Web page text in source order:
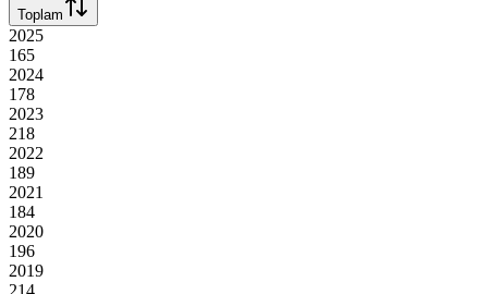
Toplam
2025
165
2024
178
2023
218
2022
189
2021
184
2020
196
2019
214